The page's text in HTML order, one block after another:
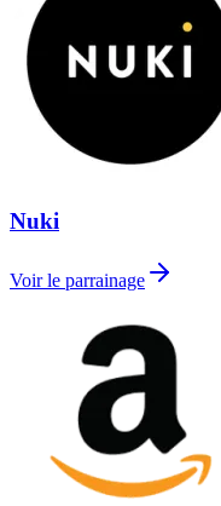
Nuki
Voir le parrainage